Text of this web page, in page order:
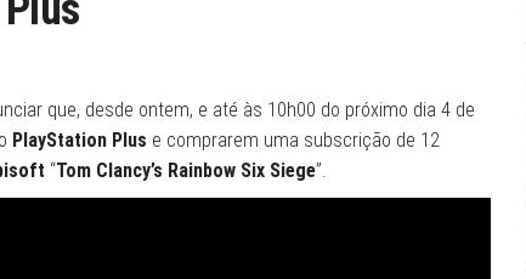
que, desde ontem, e até às 10h00 do próximo dia 4 de
PlayStation Plus e comprarem uma subscrição de 12
“Tom Clancy’s Rainbow Six Siege”.